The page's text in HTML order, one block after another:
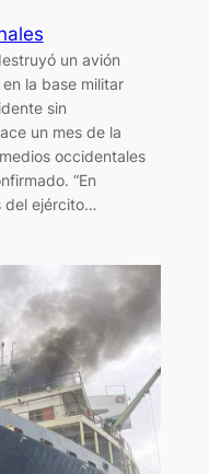
un avión
la base militar
sin
un mes de la
occidentales
“En
del ejército…